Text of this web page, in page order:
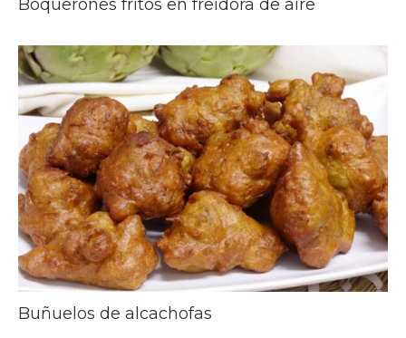
Boquerones fritos en freidora de aire
Buñuelos de alcachofas